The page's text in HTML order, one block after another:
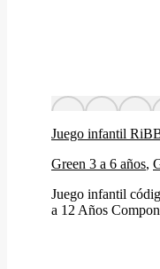
Juego infantil
Green 3 a 6 años,
Juego infantil
a 12 Años